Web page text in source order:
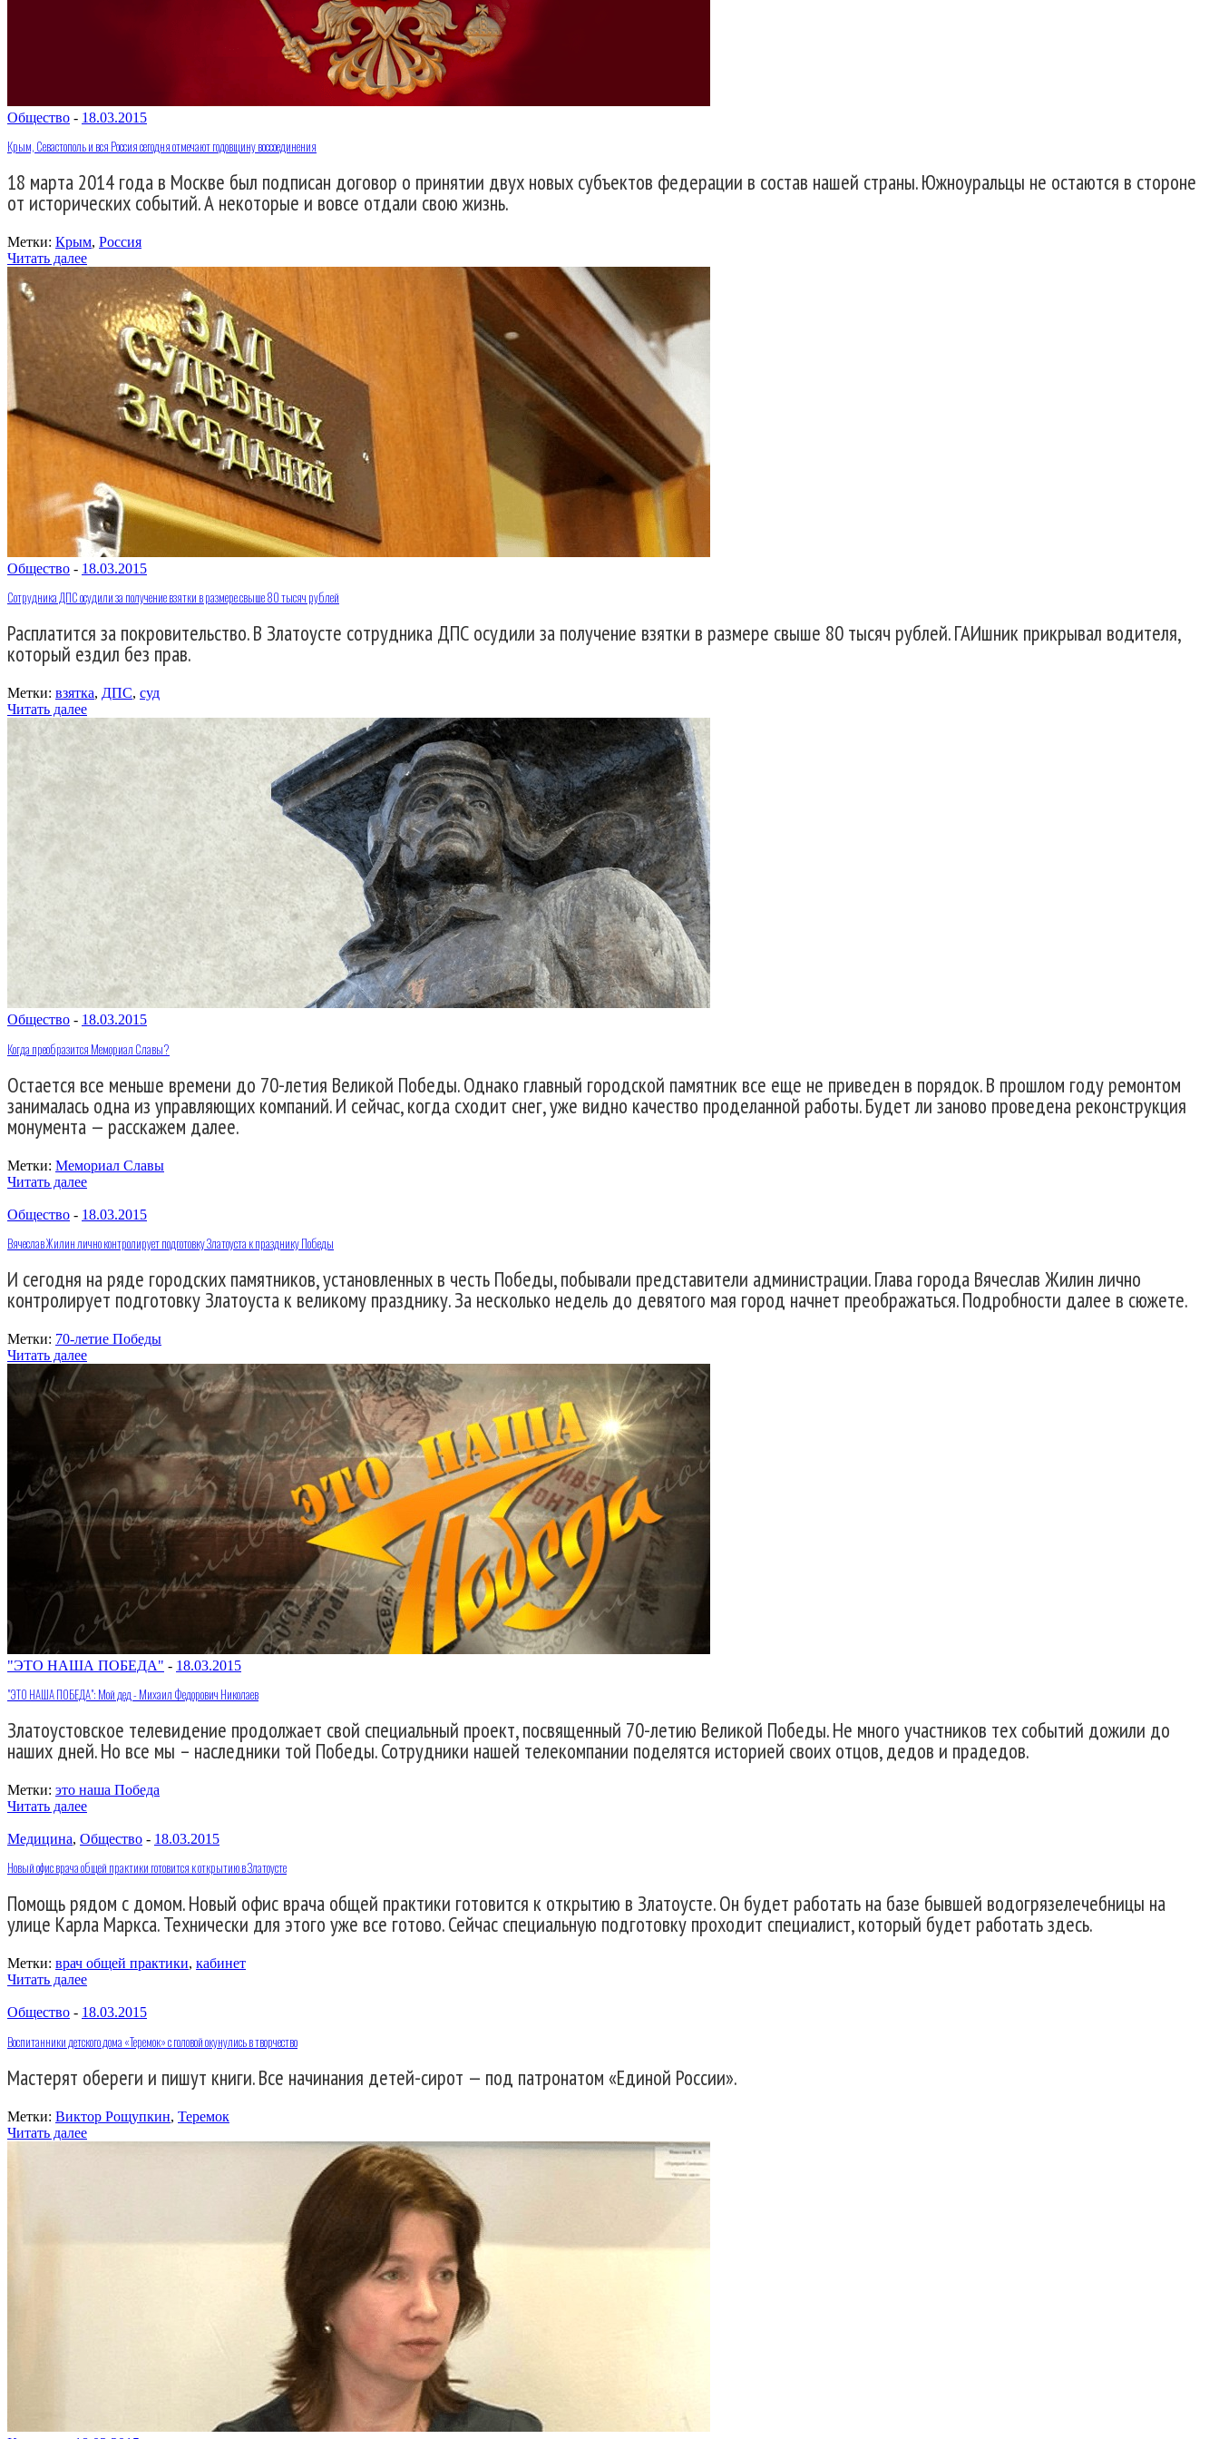
Общество - 18.03.2015
Крым, Севастополь и вся Россия сегодня отмечают годовщину воссоединения
18 марта 2014 года в Москве был подписан договор о принятии двух новых субъектов федерации в состав нашей страны. Южноуральцы не остаются в стороне
от исторических событий. А некоторые и вовсе отдали свою жизнь.
Метки: Крым, Россия
Читать далее
Общество - 18.03.2015
Сотрудника ДПС осудили за получение взятки в размере свыше 80 тысяч рублей
Расплатится за покровительство. В Златоусте сотрудника ДПС осудили за получение взятки в размере свыше 80 тысяч рублей. ГАИшник прикрывал водителя,
который ездил без прав.
Метки: взятка, ДПС, суд
Читать далее
Общество - 18.03.2015
Когда преобразится Мемориал Славы?
Остается все меньше времени до 70-летия Великой Победы. Однако главный городской памятник все еще не приведен в порядок. В прошлом году ремонтом
занималась одна из управляющих компаний. И сейчас, когда сходит снег, уже видно качество проделанной работы. Будет ли заново проведена реконструкция
монумента — расскажем далее.
Метки: Мемориал Славы
Читать далее
Общество - 18.03.2015
Вячеслав Жилин лично контролирует подготовку Златоуста к празднику Победы
И сегодня на ряде городских памятников, установленных в честь Победы, побывали представители администрации. Глава города Вячеслав Жилин лично
контролирует подготовку Златоуста к великому празднику. За несколько недель до девятого мая город начнет преображаться. Подробности далее в сюжете.
Метки: 70-летие Победы
Читать далее
"ЭТО НАША ПОБЕДА" - 18.03.2015
"ЭТО НАША ПОБЕДА": Мой дед - Михаил Федорович Николаев
Златоустовское телевидение продолжает свой специальный проект, посвященный 70-летию Великой Победы. Не много участников тех событий дожили до
наших дней. Но все мы – наследники той Победы. Сотрудники нашей телекомпании поделятся историей своих отцов, дедов и прадедов.
Метки: это наша Победа
Читать далее
Медицина, Общество - 18.03.2015
Новый офис врача общей практики готовится к открытию в Златоусте
Помощь рядом с домом. Новый офис врача общей практики готовится к открытию в Златоусте. Он будет работать на базе бывшей водогрязелечебницы на
улице Карла Маркса. Технически для этого уже все готово. Сейчас специальную подготовку проходит специалист, который будет работать здесь.
Метки: врач общей практики, кабинет
Читать далее
Общество - 18.03.2015
Воспитанники детского дома «Теремок» с головой окунулись в творчество
Мастерят обереги и пишут книги. Все начинания детей-сирот — под патронатом «Единой России».
Метки: Виктор Рощупкин, Теремок
Читать далее